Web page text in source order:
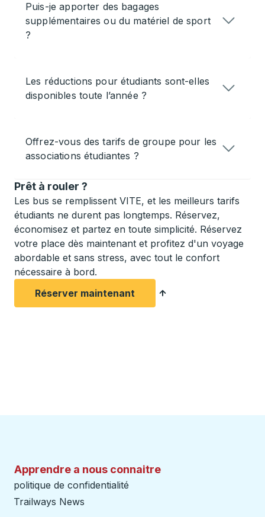
Puis-je apporter des bagages
supplémentaires ou du matériel de sport
?
Les réductions pour étudiants sont-elles
disponibles toute l’année ?
Offrez-vous des tarifs de groupe pour les
associations étudiantes ?
Prêt à rouler ?
Les bus se remplissent VITE, et les meilleurs tarifs
étudiants ne durent pas longtemps. Réservez,
économisez et partez en toute simplicité. Réservez
votre place dès maintenant et profitez d'un voyage
abordable et sans stress, avec tout le confort
nécessaire à bord.
Réserver maintenant
Apprendre a nous connaitre
politique de confidentialité
Trailways News